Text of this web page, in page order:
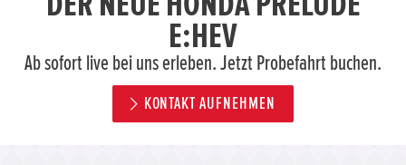
E:HEV
Ab sofort live bei uns erleben. Jetzt Probefahrt buchen.
KONTAKT AUFNEHMEN